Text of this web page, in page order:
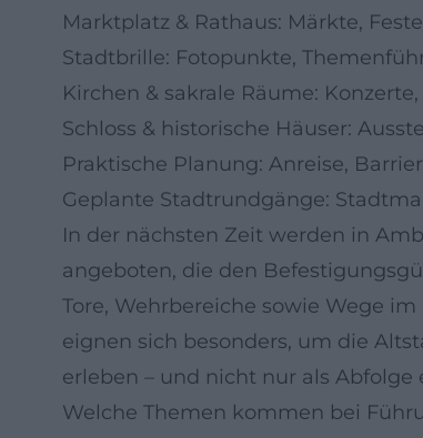
Marktplatz & Rathaus: Märkte,
Stadtbrille: Fotopunkte,
Kirchen & sakrale Räume:
Schloss & historische Häuser:
Praktische Planung: Anreise,
Geplante Stadtrundgänge:
In der nächsten Zeit werden in
angeboten, die den
Tore, Wehrbereiche sowie Wege
eignen sich besonders, um die
erleben – und nicht nur als
Welche Themen kommen bei